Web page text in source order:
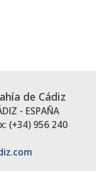
de Cádiz
- ESPAÑA
(+34) 956 240